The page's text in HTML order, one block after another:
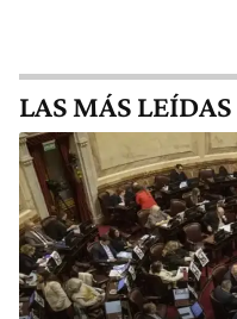
LAS MÁS LEÍDAS